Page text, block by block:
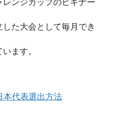
た大会として毎月でき
ます。
代表選出方法